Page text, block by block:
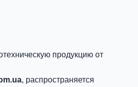
продукцию от
, распространяется